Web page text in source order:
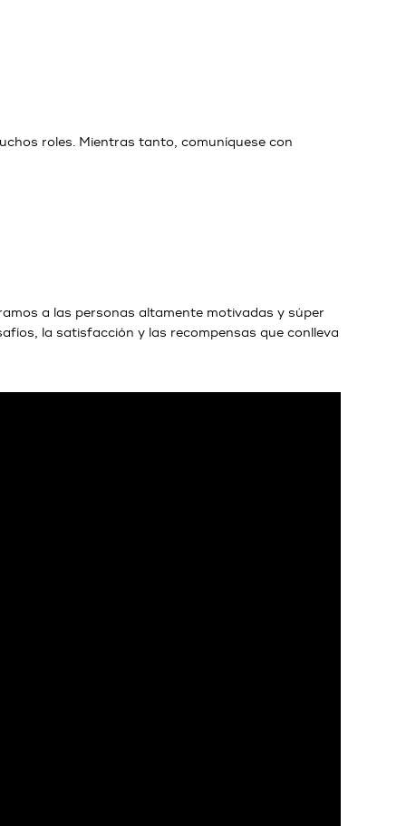
roles. Mientras tanto, comuníquese con
a las personas altamente motivadas y súper
la satisfacción y las recompensas que conlleva